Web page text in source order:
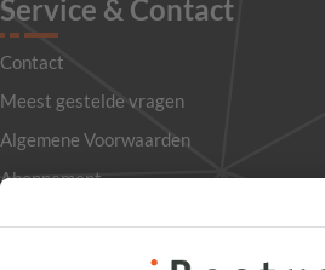
Service & Contact
Contact
Meest gestelde vragen
Algemene Voorwaarden
Abonnement